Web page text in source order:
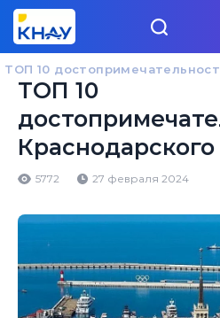
ТОП 10
ТОП 10
Краснодарского
5772 27 февраля 2024